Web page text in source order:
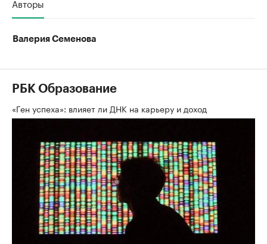
Валерия Семенова
РБК Образование
«Ген успеха»: влияет ли ДНК на карьеру и доход